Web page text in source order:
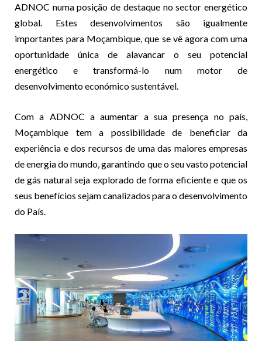
ADNOC numa posição de destaque no sector energético
global. Estes desenvolvimentos são igualmente
importantes para Moçambique, que se vê agora com uma
oportunidade única de alavancar o seu potencial
energético e transformá-lo num motor de
desenvolvimento económico sustentável.
Com a ADNOC a aumentar a sua presença no país,
Moçambique tem a possibilidade de beneficiar da
experiência e dos recursos de uma das maiores empresas
de energia do mundo, garantindo que o seu vasto potencial
de gás natural seja explorado de forma eficiente e que os
seus benefícios sejam canalizados para o desenvolvimento
do País.